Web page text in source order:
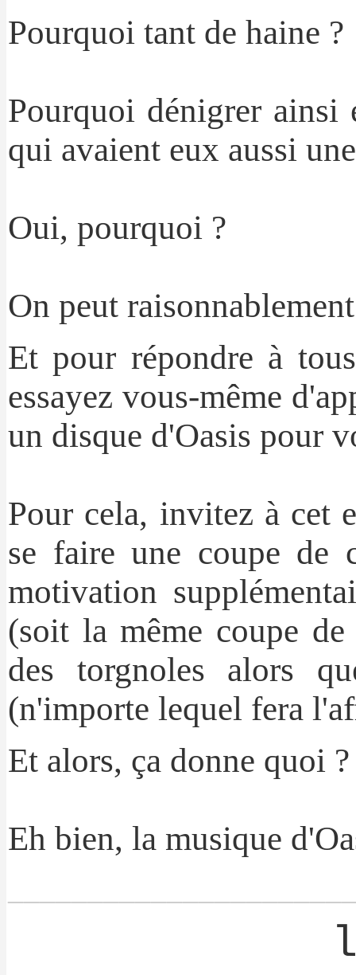
Pourquoi tant de haine ?
Pourquoi dénigrer ainsi
qui avaient eux aussi
Oui, pourquoi ?
On peut
Et pour répondre à
essayez vous-même
un disque d'Oasis pour
Pour cela, invitez à cet
se faire une coupe de
motivation
(soit la même coupe
des torgnoles alors
(n'importe lequel fera
Et alors, ça donne quoi ?
Eh bien, la musique